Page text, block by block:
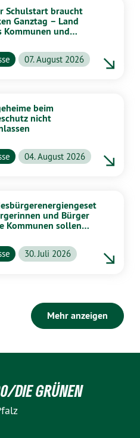
Schulstart braucht
Ganztag – Land
Kommunen und
07. August 2026
beim
nicht
04. August 2026
und Bürger
Kommunen sollen
30. Juli 2026
Mehr anzeigen
DIE GRÜNEN